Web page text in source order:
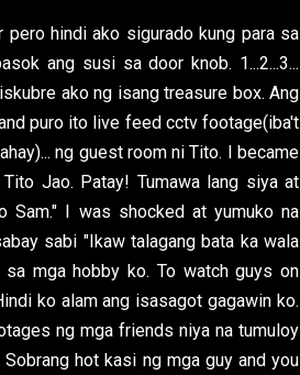
hindi ako sigurado kung para sa
ang susi sa door knob. 1...2...3...
ako ng isang treasure box. Ang
puro ito live feed cctv footage(iba't
ng guest room ni Tito. I became
Jao. Patay! Tumawa lang siya at
Sam." I was shocked at yumuko na
sabi "Ikaw talagang bata ka wala
mga hobby ko. To watch guys on
ko alam ang isasagot gagawin ko.
ng mga friends niya na tumuloy
hot kasi ng mga guy and you